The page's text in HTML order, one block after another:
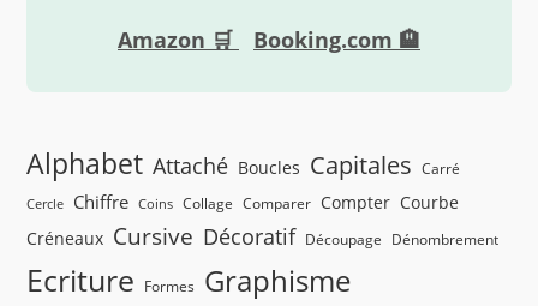
Amazon 🛒 Booking.com 🏨
Alphabet Attaché Boucles Capitales Carré
Cercle Chiffre Coins Collage Comparer Compter Courbe
Créneaux Cursive Décoratif Découpage Dénombrement
Ecriture Formes Graphisme